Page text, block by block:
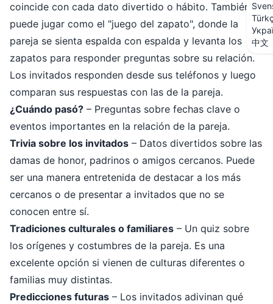
中文
coincide con cada dato divertido o hábito. También se
puede jugar como el "juego del zapato", donde la
pareja se sienta espalda con espalda y levanta los
zapatos para responder preguntas sobre su relación.
Los invitados responden desde sus teléfonos y luego
comparan sus respuestas con las de la pareja.
¿Cuándo pasó? – Preguntas sobre fechas clave o
eventos importantes en la relación de la pareja.
Trivia sobre los invitados – Datos divertidos sobre las
damas de honor, padrinos o amigos cercanos. Puede
ser una manera entretenida de destacar a los más
cercanos o de presentar a invitados que no se
conocen entre sí.
Tradiciones culturales o familiares – Un quiz sobre
los orígenes y costumbres de la pareja. Es una
excelente opción si vienen de culturas diferentes o
familias muy distintas.
Predicciones futuras – Los invitados adivinan qué